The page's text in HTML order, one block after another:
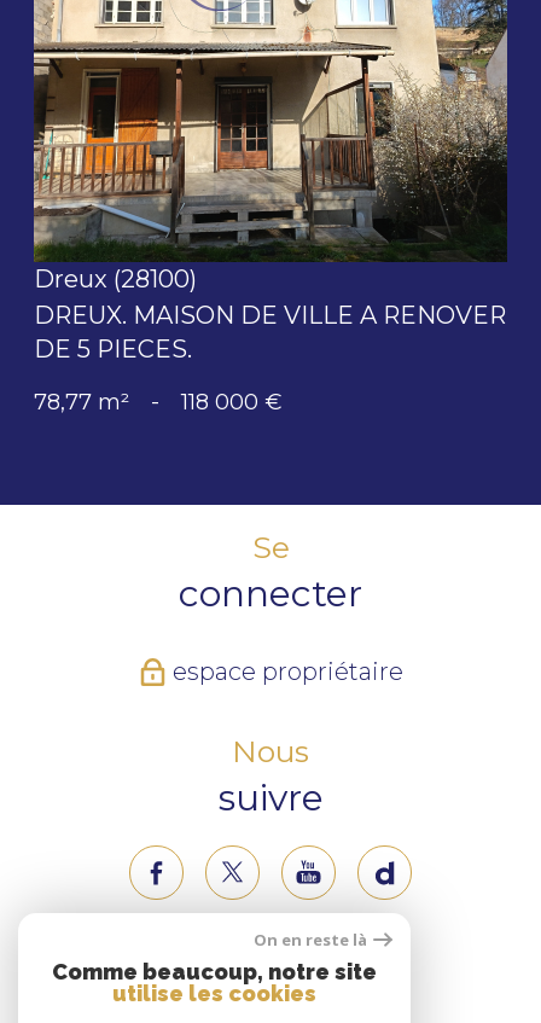
voir le bien
Dreux (28100)
DREUX. MAISON DE VILLE A RENOVER
DE 5 PIECES.
78,77 m² - 118 000 €
Se
connecter
espace propriétaire
Nous
suivre
Nous
adhérons
On en reste là
Comme beaucoup, notre site
utilise les cookies